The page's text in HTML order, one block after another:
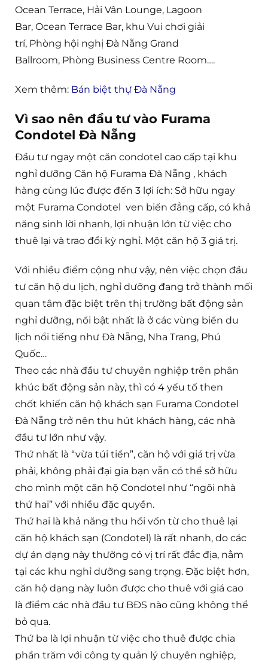
Ocean Terrace, Hải Vân Lounge, Lagoon
Bar, Ocean Terrace Bar, khu Vui chơi giải
trí, Phòng hội nghị Đà Nẵng Grand
Ballroom, Phòng Business Centre Room….
Xem thêm: Bán biệt thự Đà Nẵng
Vì sao nên đầu tư vào Furama
Condotel Đà Nẵng
Đầu tư ngay một căn condotel cao cấp tại khu
nghỉ dưỡng Căn hộ Furama Đà Nẵng , khách
hàng cùng lúc được đến 3 lợi ích: Sở hữu ngay
một Furama Condotel ven biển đẳng cấp, có khả
năng sinh lời nhanh, lợi nhuận lớn từ việc cho
thuê lại và trao đổi kỳ nghỉ. Một căn hộ 3 giá trị.
Với nhiều điểm cộng như vậy, nên việc chọn đầu
tư căn hộ du lịch, nghỉ dưỡng đang trở thành mối
quan tâm đặc biệt trên thị trường bất động sản
nghỉ dưỡng, nổi bật nhất là ở các vùng biển du
lịch nổi tiếng như Đà Nẵng, Nha Trang, Phú
Quốc…
Theo các nhà đầu tư chuyên nghiệp trên phân
khúc bất động sản này, thì có 4 yếu tố then
chốt khiến căn hộ khách sạn Furama Condotel
Đà Nẵng trở nên thu hút khách hàng, các nhà
đầu tư lớn như vậy.
Thứ nhất là “vừa túi tiền”, căn hộ với giá trị vừa
phải, không phải đại gia bạn vẫn có thể sở hữu
cho mình một căn hộ Condotel như “ngôi nhà
thứ hai” với nhiều đặc quyền.
Thứ hai là khả năng thu hồi vốn từ cho thuê lại
căn hộ khách sạn (Condotel) là rất nhanh, do các
dự án dạng này thường có vị trí rất đắc địa, nằm
tại các khu nghỉ dưỡng sang trọng. Đặc biệt hơn,
căn hộ dạng này luôn được cho thuê với giá cao
là điểm các nhà đầu tư BĐS nào cũng không thể
bỏ qua.
Thứ ba là lợi nhuận từ việc cho thuê được chia
phần trăm với công ty quản lý chuyên nghiệp,